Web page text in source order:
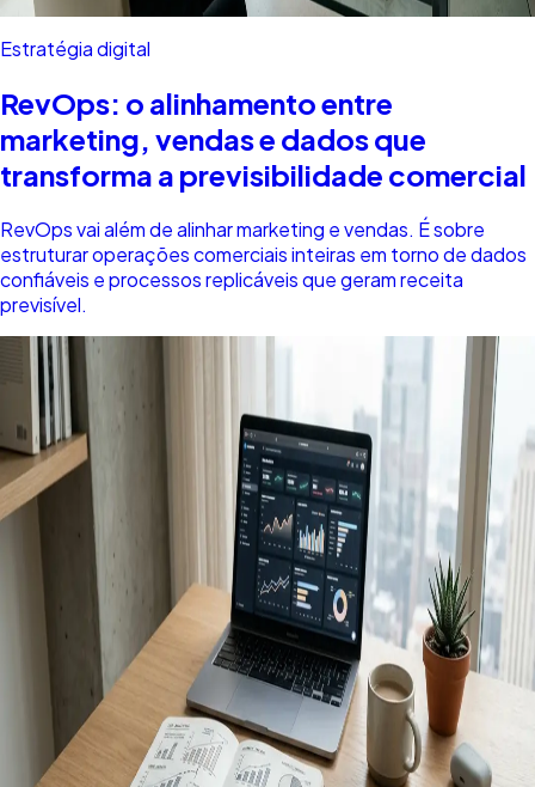
Estratégia digital
RevOps: o alinhamento entre
marketing, vendas e dados que
transforma a previsibilidade comercial
RevOps vai além de alinhar marketing e vendas. É sobre
estruturar operações comerciais inteiras em torno de dados
confiáveis e processos replicáveis que geram receita
previsível.